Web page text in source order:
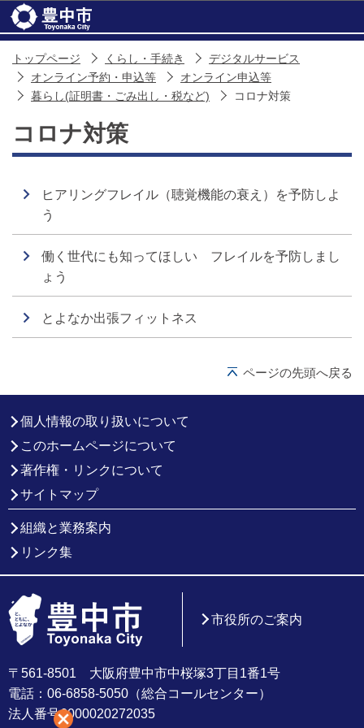
トップページ くらし・手続き
デジタルサービス
オンライン予約・申込等
オンライン申込等
暮らし(証明書・ごみ出し・税など)
コロナ対策
コロナ対策
ヒアリングフレイル（聴覚機能の衰え）を予防しよ
う
働く世代にも知ってほしい フレイルを予防しまし
ょう
とよなか出張フィットネス
ページの先頭へ戻る
個人情報の取り扱いについて
このホームページについて
著作権・リンクについて
サイトマップ
組織と業務案内
リンク集
〒561-8501 大阪府豊中市中桜塚3丁目1番1号
電話：06-6858-5050（総合コールセンター）
法人番号6000020272035
市役所のご案内